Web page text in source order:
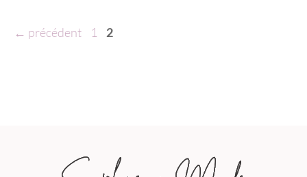
← précédent Page
1 Page
2